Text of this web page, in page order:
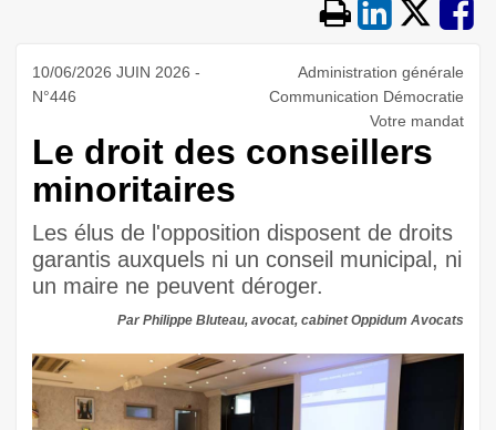
10/06/2026 JUIN 2026 -
N°446
Administration générale
Communication Démocratie
Votre mandat
Le droit des conseillers
minoritaires
Les élus de l'opposition disposent de droits
garantis auxquels ni un conseil municipal, ni
un maire ne peuvent déroger.
Par Philippe Bluteau, avocat, cabinet Oppidum Avocats